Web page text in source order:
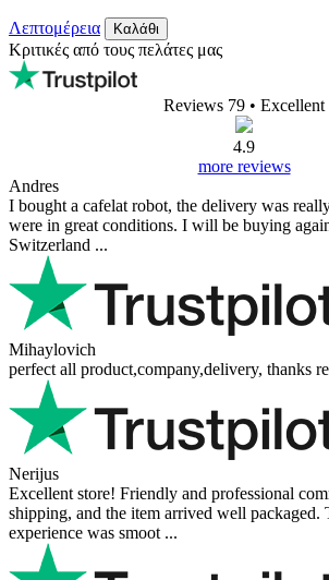
Λεπτομέρεια Καλάθι
Κριτικές από τους πελάτες μας
Reviews 79 • Excellent
4.9
more reviews
Andres
I bought a cafelat robot, the delivery was
were in great conditions. I will be buying
Switzerland ...
Mihaylovich
perfect all product,company,delivery, thanks
Nerijus
Excellent store! Friendly and professional
shipping, and the item arrived well packaged.
experience was smoot ...